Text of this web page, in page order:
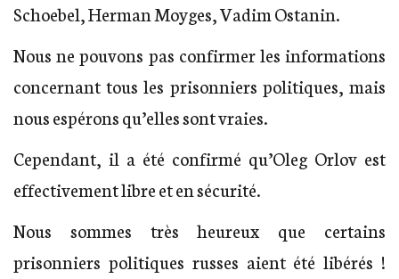
Schoebel, Herman Moyges, Vadim Ostanin.
Nous ne pouvons pas confirmer les informations
concernant tous les prisonniers politiques, mais
nous espérons qu’elles sont vraies.
Cependant, il a été confirmé qu’Oleg Orlov est
effectivement libre et en sécurité.
Nous sommes très heureux que certains
prisonniers politiques russes aient été libérés !